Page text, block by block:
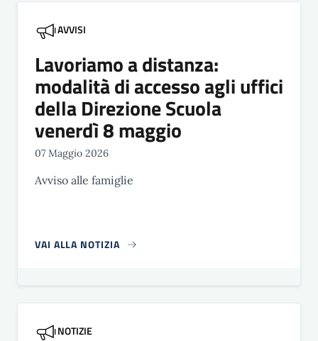
AVVISI
Lavoriamo a distanza:
modalità di accesso agli uffici
della Direzione Scuola
venerdì 8 maggio
07 Maggio 2026
Avviso alle famiglie
VAI ALLA NOTIZIA
NOTIZIE